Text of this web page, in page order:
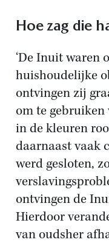
Hoe zag die
‘De Inuit waren
huishoudelijke
ontvingen zij
om te
in de kleuren
daarnaast vaak
werd gesloten,
ontvingen de
Hierdoor
van oudsher